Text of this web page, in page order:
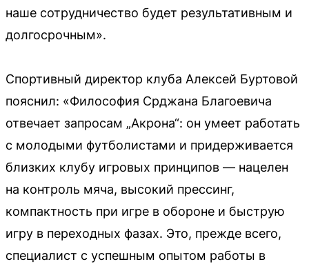
наше сотрудничество будет результативным и
долгосрочным».
Спортивный директор клуба Алексей Буртовой
пояснил: «Философия Срджана Благоевича
отвечает запросам „Акрона“: он умеет работать
с молодыми футболистами и придерживается
близких клубу игровых принципов — нацелен
на контроль мяча, высокий прессинг,
компактность при игре в обороне и быструю
игру в переходных фазах. Это, прежде всего,
специалист с успешным опытом работы в